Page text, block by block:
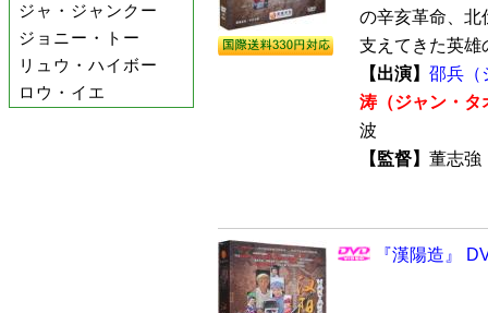
ジャ・ジャンクー
ジョニー・トー
リュウ・ハイボー
ロウ・イエ
の辛亥革命、北
支えてきた英雄
【出演】 邵兵（
涛（ジャン・タ
波
【監督】 董志
『漢陽造』